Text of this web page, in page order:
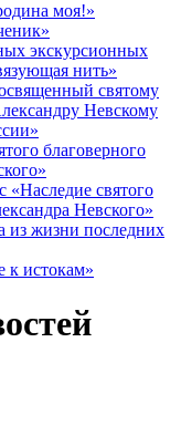
моя!»
экскурсионных
нить»
святому
Невскому
благоверного
святого
Невского»
из жизни последних
к истокам»